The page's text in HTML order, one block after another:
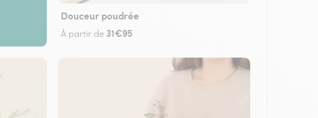
Douceur poudrée
À partir de 31€95